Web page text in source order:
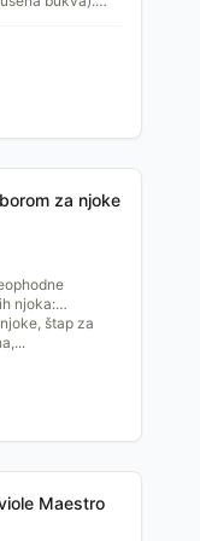
za njoke
njoka:
štap za
Maestro